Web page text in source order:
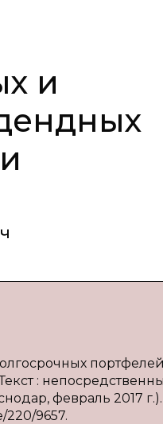
и
портфелей
:
февраль 2017 г.).
9657.